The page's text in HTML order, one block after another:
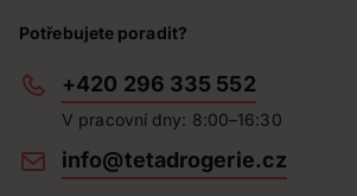
Potřebujete poradit?
+420 296 335 552
V pracovní dny: 8:00–16:30
info@tetadrogerie.cz